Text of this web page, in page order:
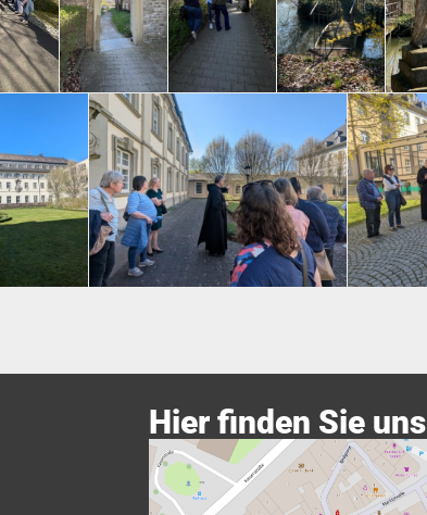
Hier finden Sie uns